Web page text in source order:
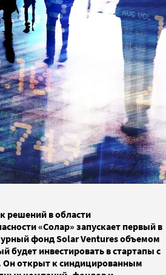
решений в области
«Солар» запускает первый в
фонд Solar Ventures объемом
будет инвестировать в стартапы с
Он открыт к синдицированным